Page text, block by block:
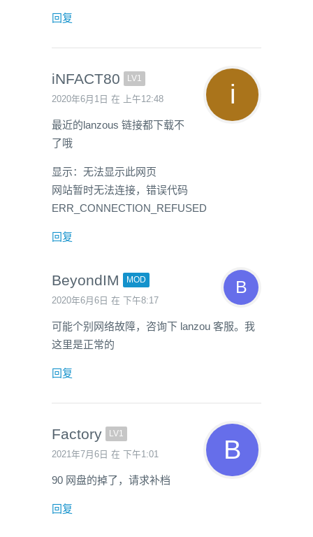
回复
iNFACT80 LV1
2020年6月1日 在 上午12:48
最近的lanzous 链接都下载不
了哦
显示：无法显示此网页
网站暂时无法连接，错误代码
ERR_CONNECTION_REFUSED
回复
BeyondIM MOD
2020年6月6日 在 下午8:17
可能个别网络故障，咨询下 lanzou 客服。我
这里是正常的
回复
Factory LV1
2021年7月6日 在 下午1:01
90 网盘的掉了，请求补档
回复